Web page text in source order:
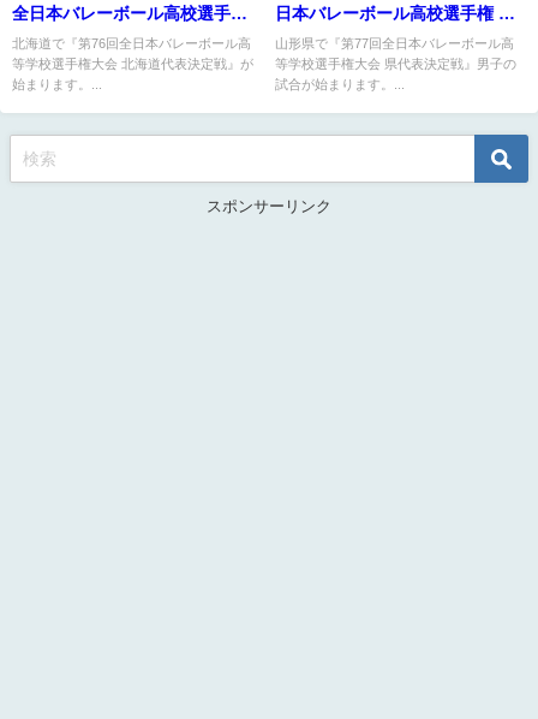
全日本バレーボール高校選手権
代表決定戦 要項･組合せ
北海道で『第76回全日本バレーボール高
等学校選手権大会 北海道代表決定戦』が
始まります。...
日本バレーボール高校選手権 代
表決定戦 男子結果
山形県で『第77回全日本バレーボール高
等学校選手権大会 県代表決定戦』男子の
試合が始まります。...
スポンサーリンク